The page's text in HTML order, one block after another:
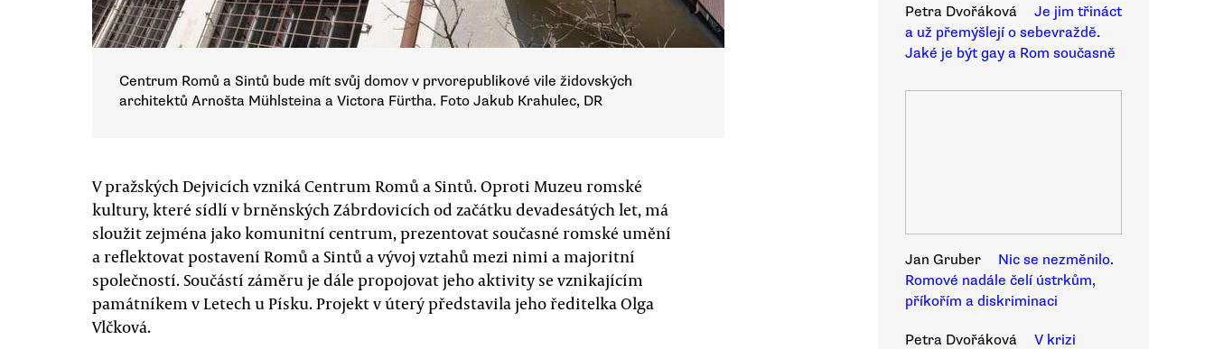
Centrum Romů a Sintů bude mít svůj domov v prvorepublikové vile židovských
architektů Arnošta Mühlsteina a Victora Fürtha. Foto Jakub Krahulec, DR
V pražských Dejvicích vzniká Centrum Romů a Sintů. Oproti Muzeu romské
kultury, které sídlí v brněnských Zábrdovicích od začátku devadesátých let, má
sloužit zejména jako komunitní centrum, prezentovat současné romské umění
a reflektovat postavení Romů a Sintů a vývoj vztahů mezi nimi a majoritní
společností. Součástí záměru je dále propojovat jeho aktivity se vznikajícím
památníkem v Letech u Písku. Projekt v úterý představila jeho ředitelka Olga
Vlčková.
Petra Dvořáková
Je jim třináct
a už přemýšlejí o sebevraždě.
Jaké je být gay a Rom současně
Jan Gruber
Nic se nezměnilo.
Romové nadále čelí ústrkům,
příkořím a diskriminaci
Petra Dvořáková
V krizi